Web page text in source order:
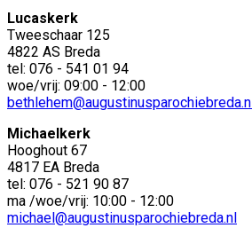
Lucaskerk
Tweeschaar 125
4822 AS Breda
tel: 076 - 541 01 94
woe/vrij: 09:00 - 12:00
bethlehem@augustinusparochiebreda.nl
Michaelkerk
Hooghout 67
4817 EA Breda
tel: 076 - 521 90 87
ma /woe/vrij: 10:00 - 12:00
michael@augustinusparochiebreda.nl